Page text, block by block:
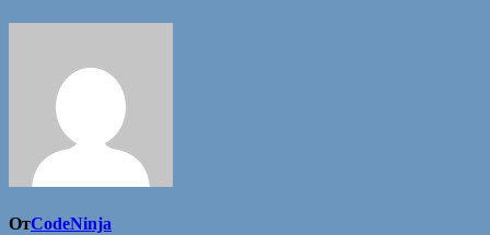
ОтCodeNinja